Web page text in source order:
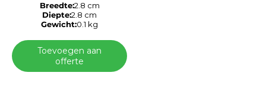
Breedte:2.8 cm
Diepte:2.8 cm
Gewicht:0.1 kg
Toevoegen aan
offerte